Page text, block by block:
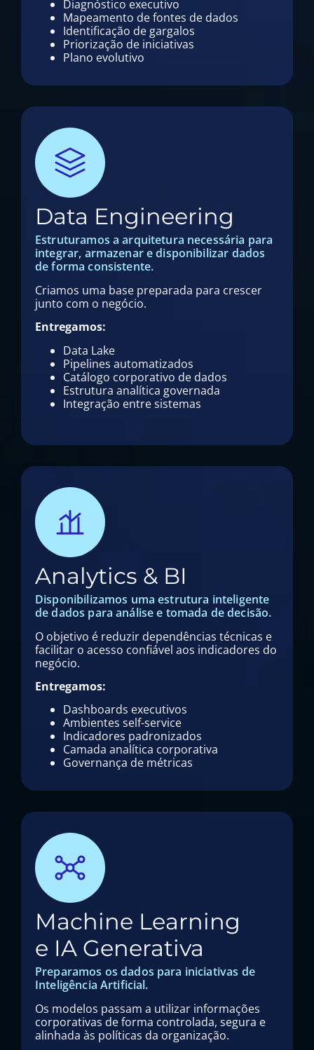
Diagnóstico executivo
Mapeamento de fontes de dados
Identificação de gargalos
Priorização de iniciativas
Plano evolutivo
Data Engineering
Estruturamos a arquitetura necessária para
integrar, armazenar e disponibilizar dados
de forma consistente.
Criamos uma base preparada para crescer
junto com o negócio.
Entregamos:
Data Lake
Pipelines automatizados
Catálogo corporativo de dados
Estrutura analítica governada
Integração entre sistemas
Analytics & BI
Disponibilizamos uma estrutura inteligente
de dados para análise e tomada de decisão.
O objetivo é reduzir dependências técnicas e
facilitar o acesso confiável aos indicadores do
negócio.
Entregamos:
Dashboards executivos
Ambientes self-service
Indicadores padronizados
Camada analítica corporativa
Governança de métricas
Machine Learning
e IA Generativa
Preparamos os dados para iniciativas de
Inteligência Artificial.
Os modelos passam a utilizar informações
corporativas de forma controlada, segura e
alinhada às políticas da organização.